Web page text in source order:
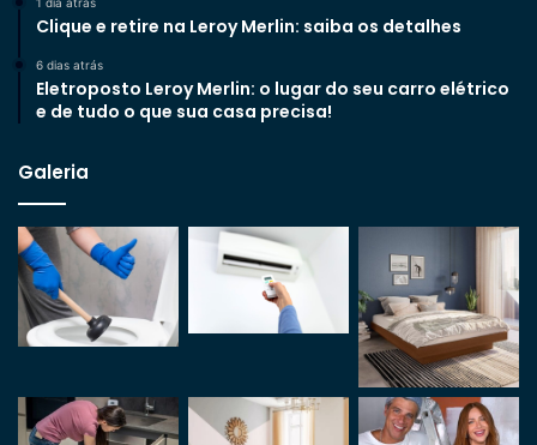
Clique e retire na Leroy Merlin: saiba os detalhes
6 dias atrás
Eletroposto Leroy Merlin: o lugar do seu carro elétrico
e de tudo o que sua casa precisa!
Galeria